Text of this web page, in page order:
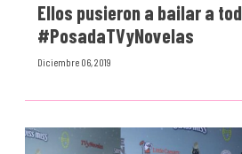
Ellos pusieron a bailar a
#PosadaTVyNovelas
Diciembre 06, 2019